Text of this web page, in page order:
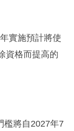
實施預計將使
資格而提高的
檻將自2027年7